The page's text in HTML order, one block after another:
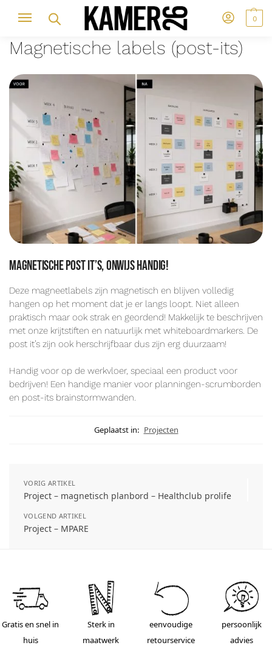
0
Magnetische labels (post-its)
Magnetische post it’s, onwijs handig!
Deze magneetlabels zijn magnetisch en blijven volledig
hangen op het moment dat je er langs loopt. Niet alleen
praktisch maar ook strak en geordend! Makkelijk te beschrijven
met onze krijtstiften en natuurlijk met whiteboardmarkers. De
post it’s zijn ook herschrijfbaar dus zijn erg duurzaam!
Handig voor op de werkvloer, speciaal een product voor
bedrijven! Een handige manier voor planningen-scrumborden
en post-its brainstormwanden.
Geplaatst in: Projecten
VORIG ARTIKEL
Project – magnetisch planbord – Healthclub prolife
VOLGEND ARTIKEL
Project – MPARE
Gratis en snel in
huis
Sterk in
maatwerk
eenvoudige
retourservice
persoonlijk
advies